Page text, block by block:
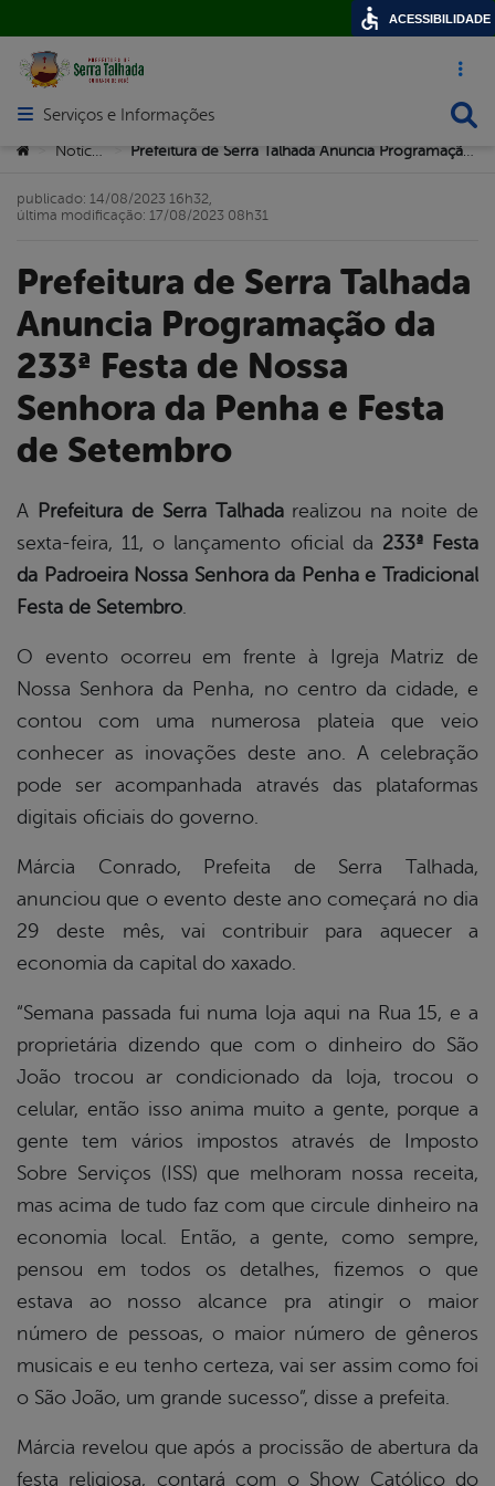
Acesso
Abrir menu principal de navegação
Serviços e Informações
Você está aqui:
> Notícias >
Prefeitura de Serra Talhada
Anuncia Programação da
233ª Festa de Nossa
Senhora da Penha e Festa
de Setembro
publicado: 14/08/2023 16h32,
última modificação: 17/08/2023 08h31
A Prefeitura de Serra Talhadarealizou na noite de
sexta-feira, 11, o lançamento oficial da 233ª Festa
da Padroeira Nossa Senhora da Penha e Tradicional
Festa de Setembro.
O evento ocorreu em frente à Igreja Matriz de
Nossa Senhora da Penha, no centro da cidade, e
contou com uma numerosa plateia que veio
conhecer as inovações deste ano. A celebração
pode ser acompanhada através das plataformas
digitais oficiais do governo.
Márcia Conrado, Prefeita de Serra Talhada,
anunciou que o evento deste ano começará no dia
29 deste mês, vai contribuir para aquecer a
economia da capital do xaxado.
“Semana passada fui numa loja aqui na Rua 15, e a
proprietária dizendo que com o dinheiro do São
João trocou ar condicionado da loja, trocou o
celular, então isso anima muito a gente, porque a
gente tem vários impostos através de Imposto
Sobre Serviços (ISS) que melhoram nossa receita,
mas acima de tudo faz com que circule dinheiro na
economia local. Então, a gente, como sempre,
pensou em todos os detalhes, fizemos o que
estava ao nosso alcance pra atingir o maior
número de pessoas, o maior número de gêneros
musicais e eu tenho certeza, vai ser assim como foi
o São João, um grande sucesso”, disse a prefeita.
Márcia revelou que após a procissão de abertura da
festa religiosa, contará com o Show Católico do
ACESSIBILIDADE